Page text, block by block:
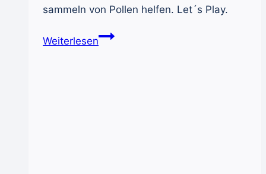
sammeln von Pollen helfen. Let´s Play.
WeiterlesenBlütenstete